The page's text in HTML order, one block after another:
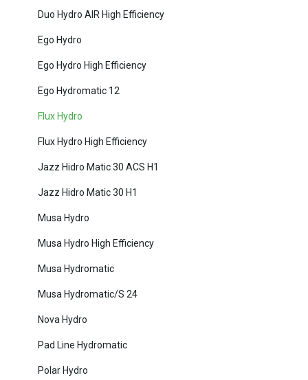
Duo Hydro AIR High Efficiency
Ego Hydro
Ego Hydro High Efficiency
Ego Hydromatic 12
Flux Hydro
Flux Hydro High Efficiency
Jazz Hidro Matic 30 ACS H1
Jazz Hidro Matic 30 H1
Musa Hydro
Musa Hydro High Efficiency
Musa Hydromatic
Musa Hydromatic/S 24
Nova Hydro
Pad Line Hydromatic
Polar Hydro